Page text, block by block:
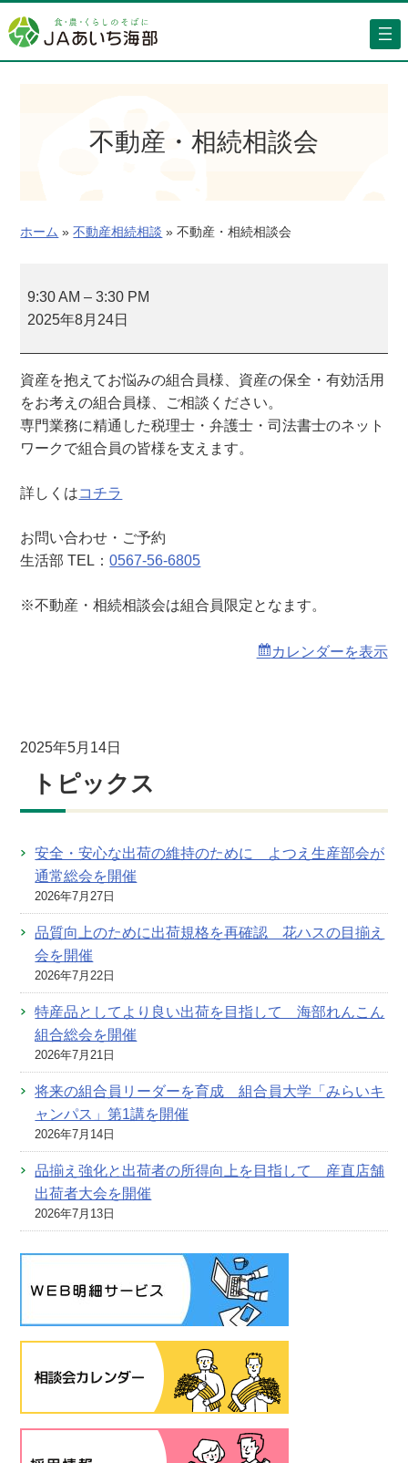
容
を
不動産・相続相談会
ホーム » 不動産相続相談 » 不動産・相続相談会
動
産
続
相
談
会
9:30 AM –3:30 PM
2025年8月24日
資産を抱えてお悩みの組合員様、資産の保全・有効活用
をお考えの組合員様、ご相談ください。
専門業務に精通した税理士・弁護士・司法書士のネット
ワークで組合員の皆様を支えます。
詳しくはコチラ
お問い合わせ・ご予約
生活部 TEL：0567-56-6805
※不動産・相続相談会は組合員限定となます。
カレンダーを表示
2025年5月14日
トピックス
安全・安心な出荷の維持のために よつえ生産部会が
通常総会を開催
2026年7月27日
品質向上のために出荷規格を再確認 花ハスの目揃え
会を開催
2026年7月22日
特産品としてより良い出荷を目指して 海部れんこん
組合総会を開催
2026年7月21日
将来の組合員リーダーを育成 組合員大学「みらいキ
ャンパス」第1講を開催
2026年7月14日
品揃え強化と出荷者の所得向上を目指して 産直店舗
出荷者大会を開催
2026年7月13日